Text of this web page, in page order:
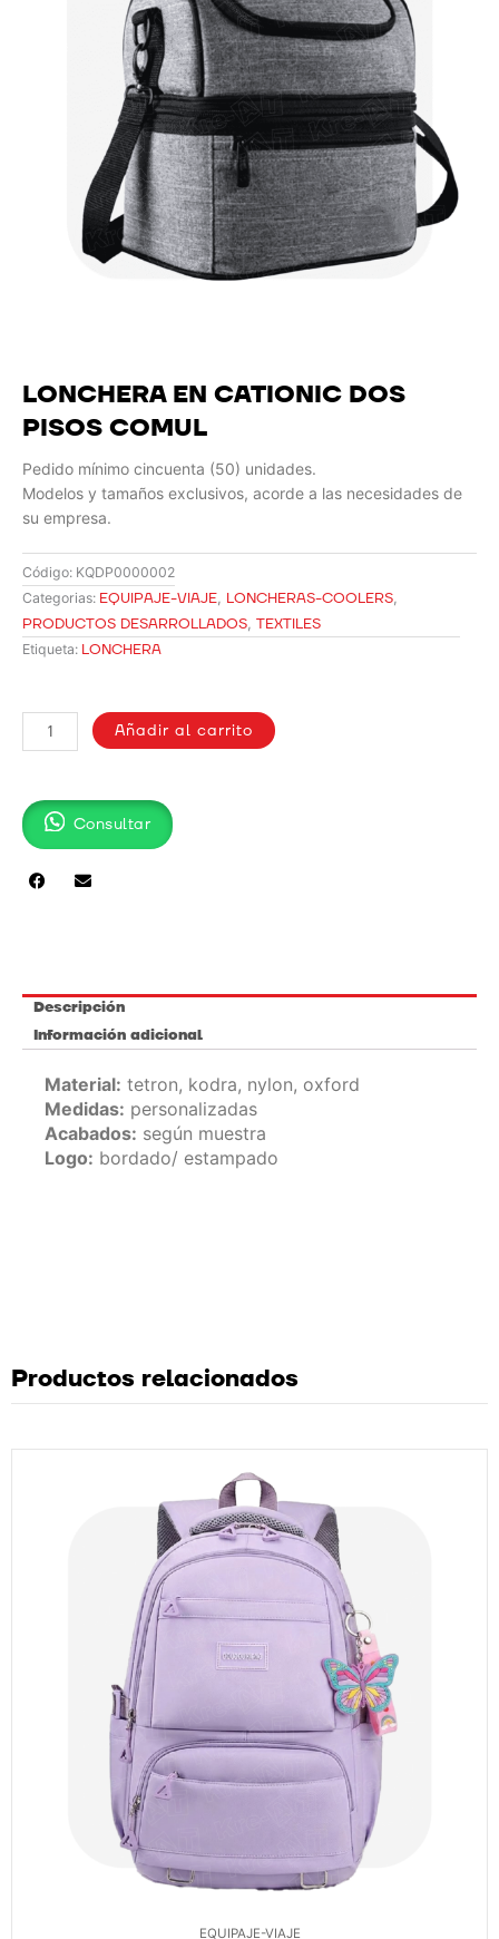
LONCHERA EN CATIONIC DOS
PISOS COMUL
Pedido mínimo cincuenta (50) unidades.
Modelos y tamaños exclusivos, acorde a las necesidades de
su empresa.
Código: KQDP0000002
Categorias: EQUIPAJE-VIAJE, LONCHERAS-COOLERS,
PRODUCTOS DESARROLLADOS, TEXTILES
Etiqueta: LONCHERA
CATIONIC
PISOS
COMUL
cantidad
Añadir al carrito
Consultar
Descripción
Información adicional
Material: tetron, kodra, nylon, oxford
Medidas: personalizadas
Acabados: según muestra
Logo: bordado/ estampado
Productos relacionados
EQUIPAJE-VIAJE